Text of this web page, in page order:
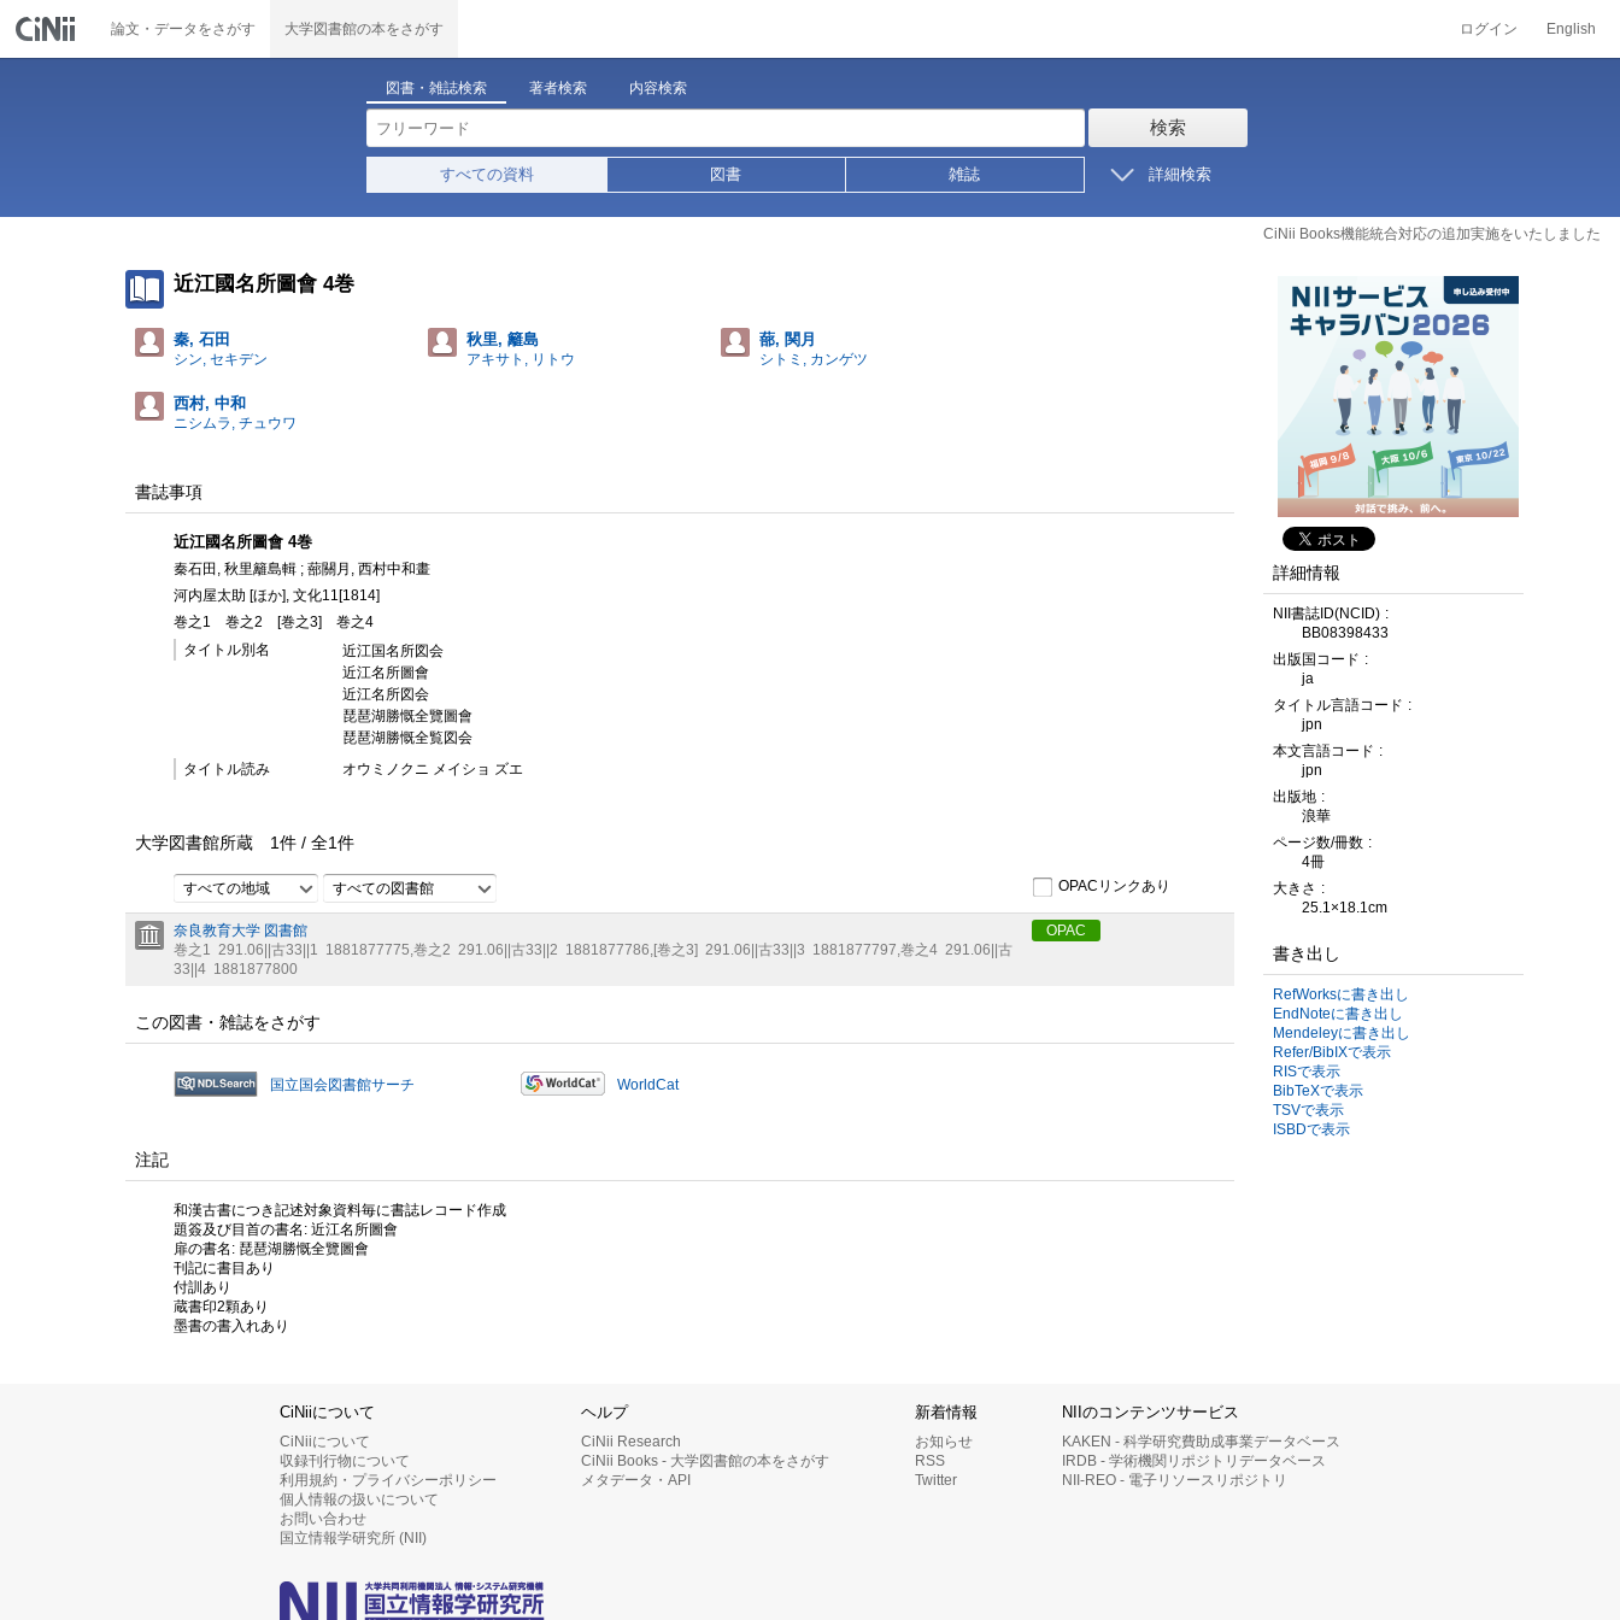
論文・データをさがす 大学図書館の本をさがす ログイン English
図書・雑誌検索 著者検索 内容検索
検索
すべての資料 図書 雑誌 詳細検索
CiNii Books機能統合対応の追加実施をいたしました
近江國名所圖會 4巻
秦, 石田
シン, セキデン
秋里, 籬島
アキサト, リトウ
蔀, 関月
シトミ, カンゲツ
西村, 中和
ニシムラ, チュウワ
書誌事項
近江國名所圖會 4巻
秦石田, 秋里籬島輯 ; 蔀關月, 西村中和畫
河内屋太助 [ほか], 文化11[1814]
巻之1
巻之2 [巻之3]
巻之4
タイトル別名
近江国名所図会
近江名所圖會
近江名所図会
琵琶湖勝慨全覽圖會
琵琶湖勝慨全覧図会
タイトル読み
オウミノクニ メイショ ズエ
大学図書館所蔵 1件 / 全1件
すべての地域 すべての図書館 OPACリンクあり
奈良教育大学 図書館
巻之1 291.06||古33||1 1881877775,巻之2 291.06||古33||2 1881877786,[巻之3] 291.06||古33||3 1881877797,巻之4 291.06||古
33||4 1881877800
OPAC
この図書・雑誌をさがす
国立国会図書館サーチ WorldCat
注記
和漢古書につき記述対象資料毎に書誌レコード作成
題簽及び目首の書名: 近江名所圖會
扉の書名: 琵琶湖勝慨全覽圖會
刊記に書目あり
付訓あり
蔵書印2顆あり
墨書の書入れあり
詳細情報
NII書誌ID(NCID)
BB08398433
出版国コード
ja
タイトル言語コード
jpn
本文言語コード
jpn
出版地
浪華
ページ数/冊数
4冊
大きさ
25.1×18.1cm
書き出し
RefWorksに書き出し
EndNoteに書き出し
Mendeleyに書き出し
Refer/BibIXで表示
RISで表示
BibTeXで表示
TSVで表示
ISBDで表示
CiNiiについて
CiNiiについて
収録刊行物について
利用規約・プライバシーポリシー
個人情報の扱いについて
お問い合わせ
国立情報学研究所 (NII)
ヘルプ
CiNii Research
CiNii Books - 大学図書館の本をさがす
メタデータ・API
新着情報
お知らせ
RSS
Twitter
NIIのコンテンツサービス
KAKEN - 科学研究費助成事業データベース
IRDB - 学術機関リポジトリデータベース
NII-REO - 電子リソースリポジトリ